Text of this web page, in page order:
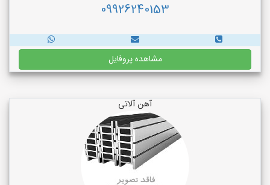
09926240153
مشاهده پروفایل
آهن آلاتی